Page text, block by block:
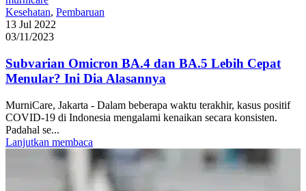
Kesehatan, Pembaruan
13 Jul 2022
03/11/2023
Subvarian Omicron BA.4 dan BA.5 Lebih Cepat
Menular? Ini Dia Alasannya
MurniCare, Jakarta - Dalam beberapa waktu terakhir, kasus positif
COVID-19 di Indonesia mengalami kenaikan secara konsisten.
Padahal se...
Lanjutkan membaca